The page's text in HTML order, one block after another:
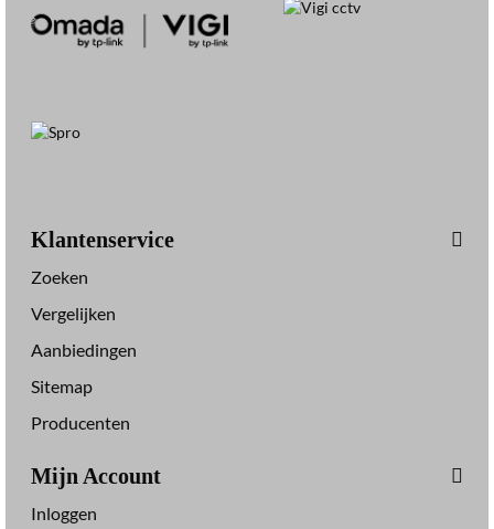
Klantenservice
Zoeken
Vergelijken
Aanbiedingen
Sitemap
Producenten
Mijn Account
Inloggen